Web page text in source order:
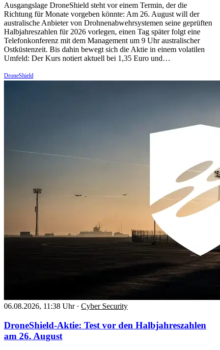
Ausgangslage DroneShield steht vor einem Termin, der die
Richtung für Monate vorgeben könnte: Am 26. August will der
australische Anbieter von Drohnenabwehrsystemen seine geprüften
Halbjahreszahlen für 2026 vorlegen, einen Tag später folgt eine
Telefonkonferenz mit dem Management um 9 Uhr australischer
Ostküstenzeit. Bis dahin bewegt sich die Aktie in einem volatilen
Umfeld: Der Kurs notiert aktuell bei 1,35 Euro und…
DroneShield
06.08.2026, 11:38 Uhr · Cyber Security
DroneShield-Aktie: Test vor den Halbjahreszahlen
am 26. August